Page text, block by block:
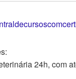
24h, com